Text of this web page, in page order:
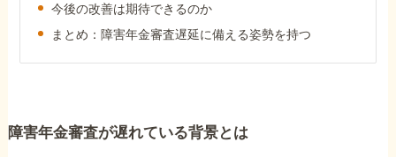
事務所について
サイトマップ
今後の改善は期待できるのか
まとめ：障害年金審査遅延に備える姿勢を持つ
障害年金審査が遅れている背景とは